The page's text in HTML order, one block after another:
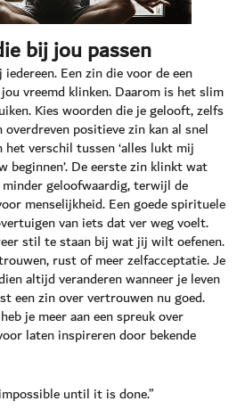
bij jou passen
Een zin die voor de een
vreemd klinken. Daarom is het slim
Kies woorden die je gelooft, zelfs
overdreven positieve zin kan al snel
het verschil tussen ‘alles lukt mij
beginnen’. De eerste zin klinkt wat
geloofwaardig, terwijl de
menselijkheid. Een goede spirituele
van iets dat ver weg voelt.
stil te staan bij wat jij wilt oefenen.
rust of meer zelfacceptatie. Je
altijd veranderen wanneer je leven
een zin over vertrouwen nu goed.
je meer aan een spreuk over
laten inspireren door bekende
until it is done.”